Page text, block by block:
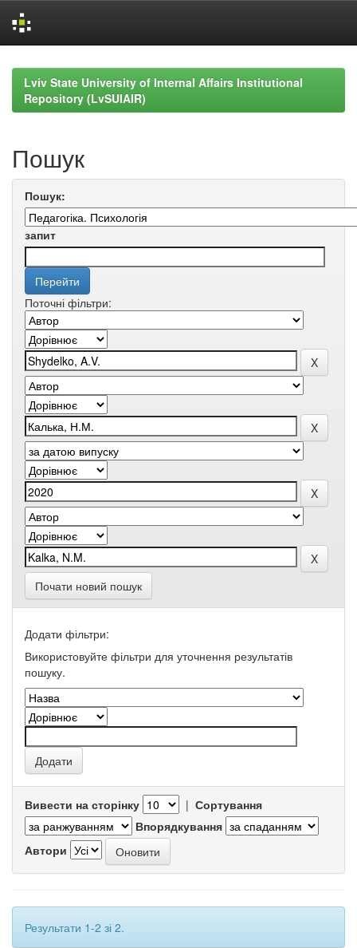
navigationLviv State University of Internal Affairs Institutional
Repository (LvSUIAIR)
Пошук
Пошук:
запит
Поточні фільтри:
Почати новий пошук
Додати фільтри:
Використовуйте фільтри для уточнення результатів
пошуку.
Вивести на сторінку | Сортування
Впорядкування
Автори
Результати 1-2 зі 2.